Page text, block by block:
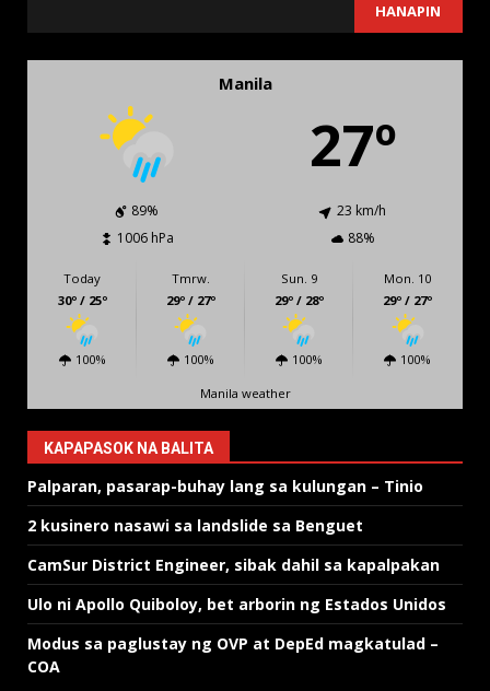
HANAPIN
Manila
27º
89%
23 km/h
1006 hPa
88%
Today
30º / 25º
100%
Tmrw.
29º / 27º
100%
Sun. 9
29º / 28º
100%
Mon. 10
29º / 27º
100%
Manila weather
KAPAPASOK NA BALITA
Palparan, pasarap-buhay lang sa kulungan – Tinio
2 kusinero nasawi sa landslide sa Benguet
CamSur District Engineer, sibak dahil sa kapalpakan
Ulo ni Apollo Quiboloy, bet arborin ng Estados Unidos
Modus sa paglustay ng OVP at DepEd magkatulad –
COA